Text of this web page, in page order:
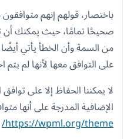
صحيحًا تمامًا، حيث يمكنك أن
من السمة وأن الخطأ يأتي
على التوافق معها لأنها لم يتم
لا يمكننا الحفاظ إلا على
الإضافية المدرجة على أنها
https://wpml.org/theme/